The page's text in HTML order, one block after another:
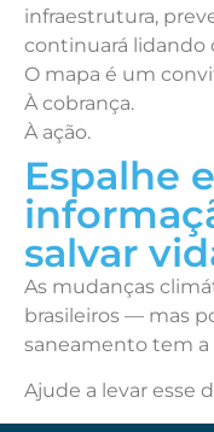
infraestrutura,
continuará lidando
O mapa é um
À cobrança.
À ação.
Espalhe
salvar
As mudanças
brasileiros — mas
saneamento tem a
Ajude a levar esse